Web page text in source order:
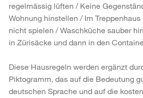
regelmäs­sig lüften / Keine
Wohnung hinstellen / Im Treppenhaus
nicht spielen / Waschküche sauber
in Zürisäcke und dann in den
Diese Hausregeln werden ergänzt
Piktogramm, das auf die Be­deutung
deutschen Sprache und auf die